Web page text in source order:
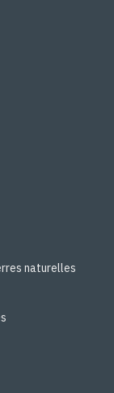
naturelles